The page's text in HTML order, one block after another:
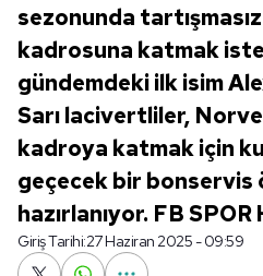
sezonunda
kadrosuna katmak
gündemdeki ilk isim
Sarı lacivertliler,
kadroya katmak için
geçecek bir bonservis
hazırlanıyor. FB
Giriş Tarihi:27 Haziran 2025 - 09:59